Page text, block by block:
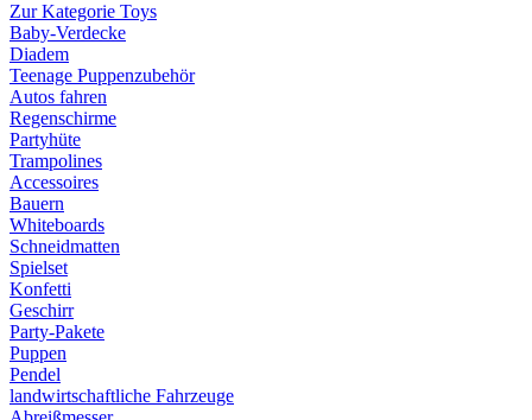
Zur Kategorie Toys
Baby-Verdecke
Diadem
Teenage Puppenzubehör
Autos fahren
Regenschirme
Partyhüte
Trampolines
Accessoires
Bauern
Whiteboards
Schneidmatten
Spielset
Konfetti
Geschirr
Party-Pakete
Puppen
Pendel
landwirtschaftliche Fahrzeuge